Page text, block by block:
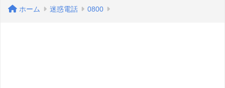
ホーム 迷惑電話 0800